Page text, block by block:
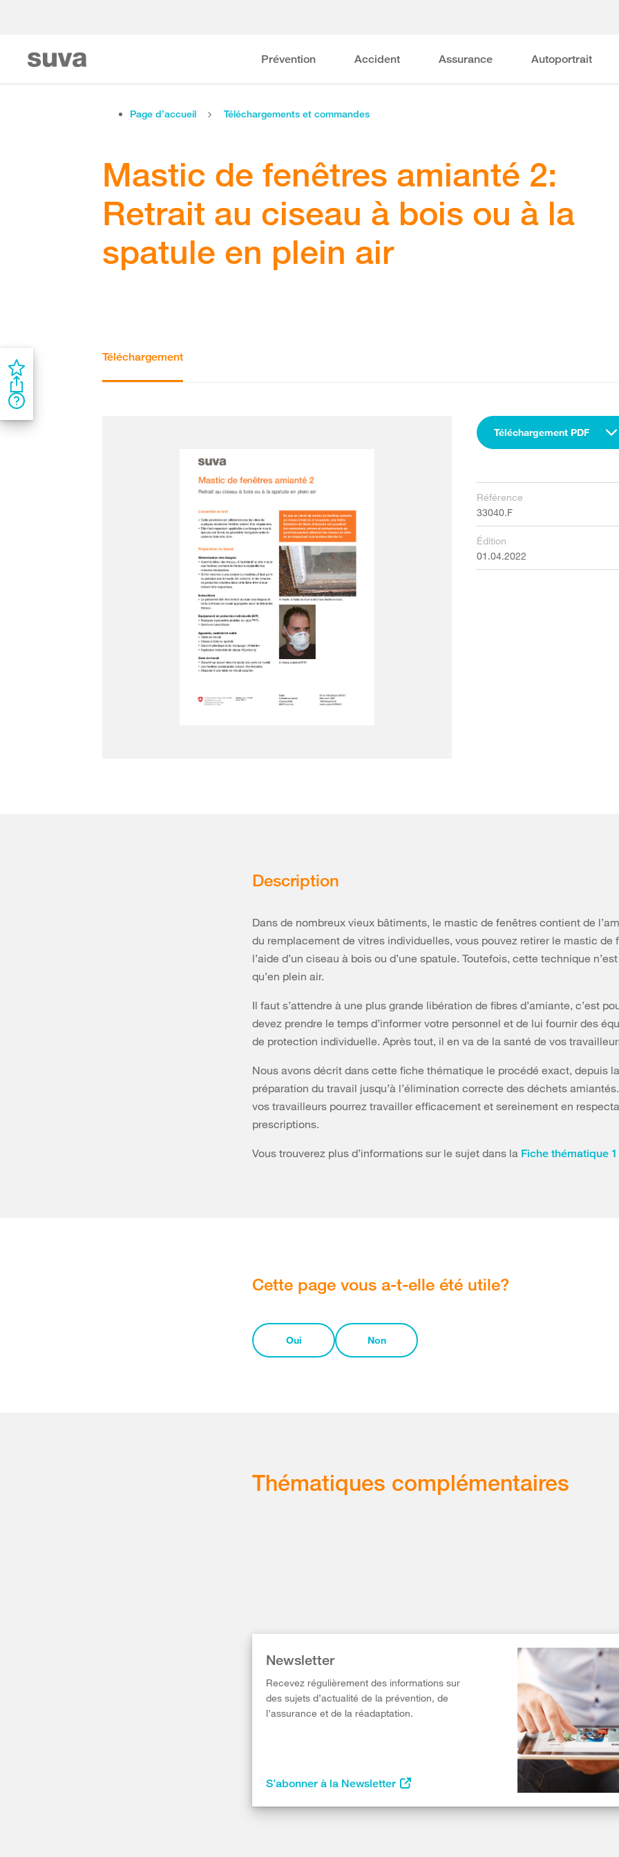
Prévention Accident Assurance Autoportrait
Page d’accueil Téléchargements et commandes
Mastic de fenêtres amianté 2:
Retrait au ciseau à bois ou à la
spatule en plein air
Téléchargement
Téléchargement PDF
Référence
33040.F
Édition
01.04.2022
Description
Dans de nombreux vieux bâtiments, le mastic de fenêtres contient de
du remplacement de vitres individuelles, vous pouvez retirer le mastic de
l’aide d’un ciseau à bois ou d’une spatule. Toutefois, cette technique
qu’en plein air.
Il faut s’attendre à une plus grande libération de fibres d’amiante, c’est
devez prendre le temps d’informer votre personnel et de lui fournir des
de protection individuelle. Après tout, il en va de la santé de vos
Nous avons décrit dans cette fiche thématique le procédé exact, depuis la
préparation du travail jusqu’à l’élimination correcte des déchets
vos travailleurs pourrez travailler efficacement et sereinement en
prescriptions.
Vous trouverez plus d’informations sur le sujet dans la Fiche thématique
Cette page vous a-t-elle été utile?
Oui Non
Thématiques complémentaires
Newsletter
Recevez régulièrement des informations sur
des sujets d’actualité de la prévention, de
l’assurance et de la réadaptation.
S’abonner à la Newsletter